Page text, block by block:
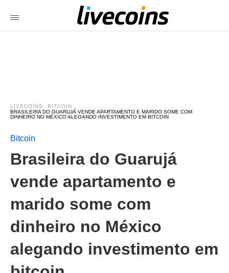
LIVECOINS
BITCOIN
BRASILEIRA DO GUARUJÁ VENDE APARTAMENTO E MARIDO SOME COM
DINHEIRO NO MÉXICO ALEGANDO INVESTIMENTO EM BITCOIN
Bitcoin
Brasileira do Guarujá
vende apartamento e
marido some com
dinheiro no México
alegando investimento em